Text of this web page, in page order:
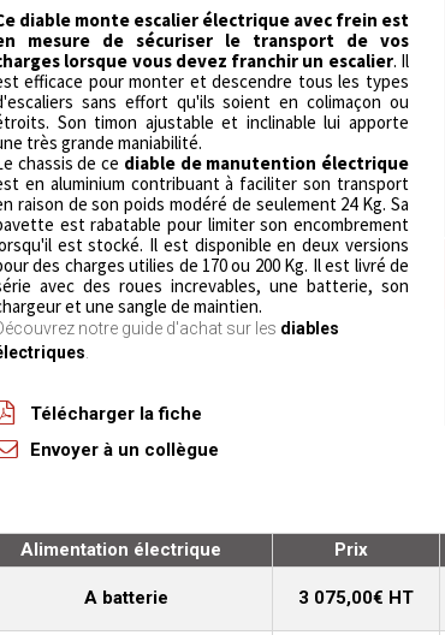
diable monte escalier électrique avec frein est
mesure de sécuriser le transport de vos
lorsque vous devez franchir un escalier. Il
efficace pour monter et descendre tous les types
sans effort qu'ils soient en colimaçon ou
Son timon ajustable et inclinable lui apporte
très grande maniabilité.
chassis de ce diable de manutention électrique
en aluminium contribuant à faciliter son transport
raison de son poids modéré de seulement 24 Kg. Sa
est rabatable pour limiter son encombrement
est stocké. Il est disponible en deux versions
des charges utilies de 170 ou 200 Kg. Il est livré de
avec des roues increvables, une batterie, son
et une sangle de maintien.
notre guide d'achat sur les diables
Télécharger la fiche
Envoyer à un collègue
Alimentation électrique Prix
A batterie 3 075,00€ HT